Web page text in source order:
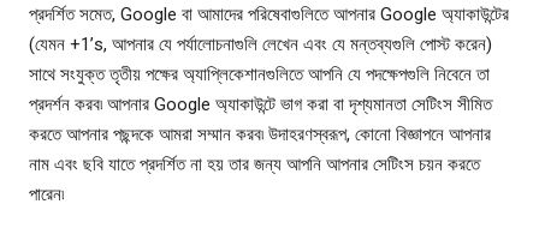
প্রদর্শিত সমেত, Google বা আমাদের পরিষেবাগুলিতে আপনার Google অ্যাকাউন্টের
(যেমন +1’s, আপনার যে পর্যালোচনাগুলি লেখেন এবং যে মন্তব্যগুলি পোস্ট করেন)
সাথে সংযুক্ত তৃতীয় পক্ষের অ্যাপ্লিকেশানগুলিতে আপনি যে পদক্ষেপগুলি নিবেনে তা
প্রদর্শন করব৷ আপনার Google অ্যাকাউন্টে ভাগ করা বা দৃশ্যমানতা সেটিংস সীমিত
করতে আপনার পছন্দকে আমরা সম্মান করব৷ উদাহরণস্বরূপ, কোনো বিজ্ঞাপনে আপনার
নাম এবং ছবি যাতে প্রদর্শিত না হয় তার জন্য আপনি আপনার সেটিংস চয়ন করতে
পারেন৷